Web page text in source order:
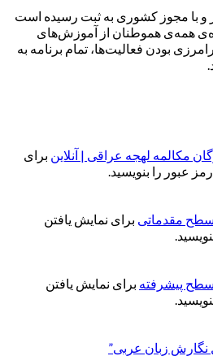
با مجوز کشوری به ثبت رسیده است
همه‌ی هموطنان از آموزش‌های
بودن فعالیت‌ها، تمام برنامه به
مکالمه لهجه عراقی | آنلاین برای
عبور را بنویسید.
مقدماتی برای نمایش یافتن
پیشرفته برای نمایش یافتن
زبان عربی”